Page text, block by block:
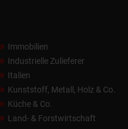
Immobilien
Industrielle Zulieferer
Italien
Kunststoff, Metall, Holz & Co.
Küche & Co.
Land- & Forstwirtschaft